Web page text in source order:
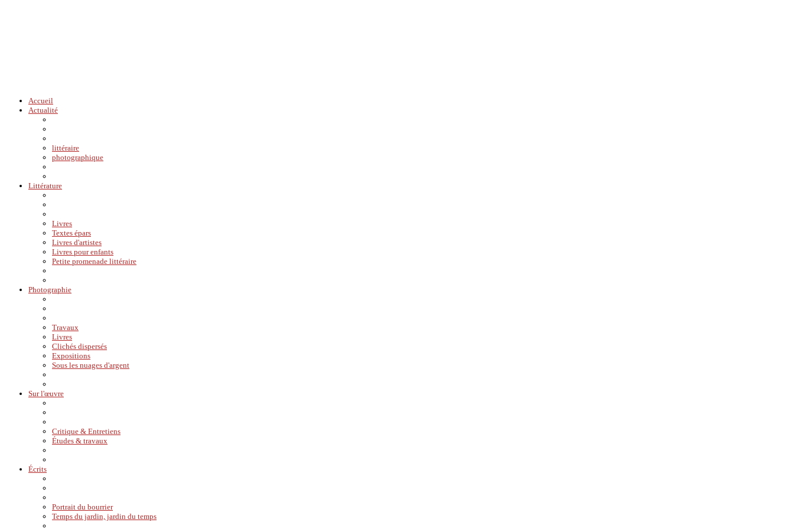
Accueil
Actualité
littéraire
photographique
Littérature
Livres
Textes épars
Livres d'artistes
Livres pour enfants
Petite promenade littéraire
Photographie
Travaux
Livres
Clichés dispersés
Expositions
Sous les nuages d'argent
Sur l'œuvre
Critique & Entretiens
Études & travaux
Écrits
Portrait du bourrier
Temps du jardin, jardin du temps